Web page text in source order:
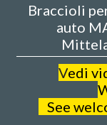
Braccioli
auto
Vedi
See